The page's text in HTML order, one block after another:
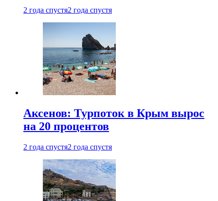
2 года спустя2 года спустя
Аксенов: Турпоток в Крым вырос
на 20 процентов
2 года спустя2 года спустя